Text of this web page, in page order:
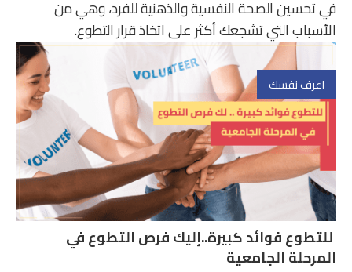
في تحسين الصحة النفسية والذهنية للفرد، وهي من
الأسباب التي تشجعك أكثر على اتخاذ قرار التطوع.
اعرف نفسك
للتطوع فوائد كبيرة..إليك فرص التطوع في
المرحلة الجامعية